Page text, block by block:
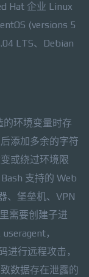
Hat 企业 Linux
(versions 5
LTS、Debian
的环境变量时存
添加多余的字符
或绕过环境限
支持的 Web
、堡垒机、VPN
需要创建子进
，
行远程攻击，
数据存在泄露的